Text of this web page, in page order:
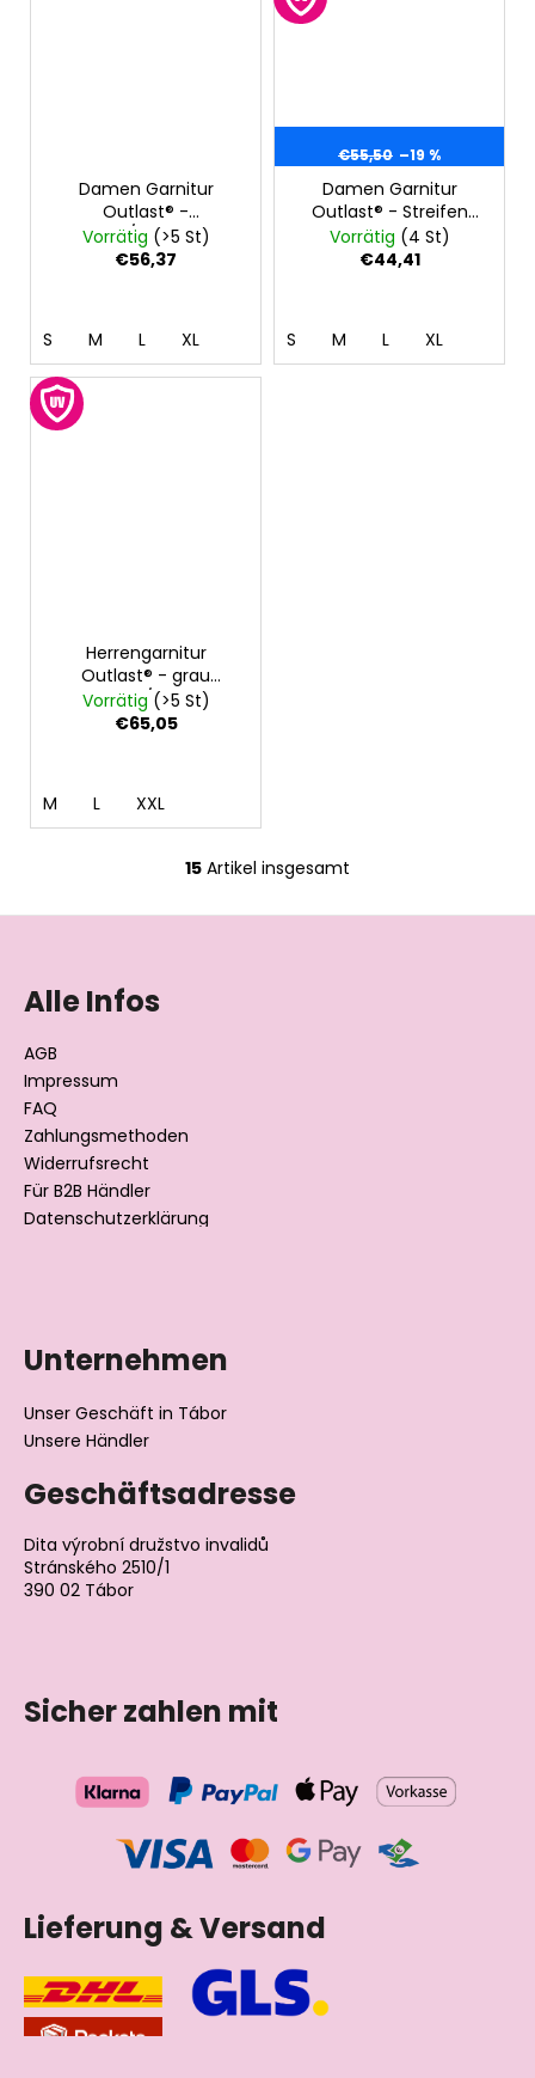
Damen Garnitur
Outlast® -
weiß/schwarz
Vorrätig (>5 St)
€56,37
S M L XL
€55,50 –19 %
Damen Garnitur
Outlast® - Streifen
weissgrau
meliert/grau meliert
Vorrätig (4 St)
€44,41
S M L XL
Herrengarnitur
Outlast® - grau
meliert/denim
Vorrätig (>5 St)
€65,05
M L XXL
S
t
15 Artikel insgesamt
F
Alle Infos
AGB
Impressum
FAQ
Zahlungsmethoden
Widerrufsrecht
Für B2B Händler
Datenschutzerklärung
Unternehmen
Unser Geschäft in Tábor
Unsere Händler
Geschäftsadresse
Dita výrobní družstvo invalidů
Stránského 2510/1
390 02 Tábor
Sicher zahlen mit
Lieferung & Versand